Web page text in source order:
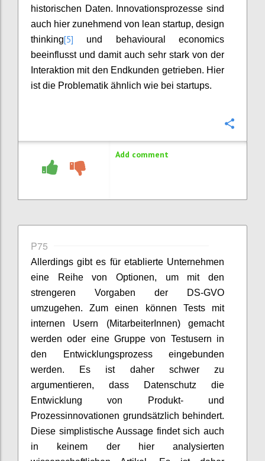
historischen Daten. Innovationsprozesse sind
auch hier zunehmend von lean startup, design
thinking[5] und behavioural economics
beeinflusst und damit auch sehr stark von der
Interaktion mit den Endkunden getrieben. Hier
ist die Problematik ähnlich wie bei startups.
Add comment
P75
Allerdings gibt es für etablierte Unternehmen
eine Reihe von Optionen, um mit den
strengeren Vorgaben der DS-GVO
umzugehen. Zum einen können Tests mit
internen Usern (MitarbeiterInnen) gemacht
werden oder eine Gruppe von Testusern in
den Entwicklungsprozess eingebunden
werden. Es ist daher schwer zu
argumentieren, dass Datenschutz die
Entwicklung von Produkt- und
Prozessinnovationen grundsätzlich behindert.
Diese simplistische Aussage findet sich auch
in keinem der hier analysierten